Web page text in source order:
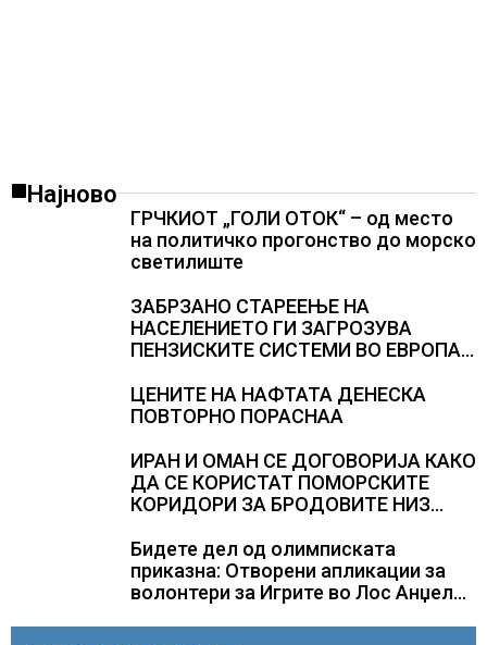
Најново
ГРЧКИОТ „ГОЛИ ОТОК“ – од место
на политичко прогонство до морско
светилиште
ЗАБРЗАНО СТАРЕЕЊЕ НА
НАСЕЛЕНИЕТО ГИ ЗАГРОЗУВА
ПЕНЗИСКИТЕ СИСТЕМИ ВО ЕВРОПА и
ЦЕНИТЕ НА НАФТАТА ДЕНЕСКА
ПОВТОРНО ПОРАСНАА
ИРАН И ОМАН СЕ ДОГОВОРИЈА КАКО
ДА СЕ КОРИСТАТ ПОМОРСКИТЕ
КОРИДОРИ ЗА БРОДОВИТЕ НИЗ
Бидете дел од олимписката
приказна: Отворени апликации за
волонтери за Игрите во Лос Анџелес